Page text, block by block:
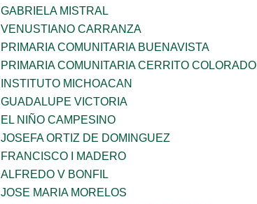
GABRIELA MISTRAL
VENUSTIANO CARRANZA
PRIMARIA COMUNITARIA BUENAVISTA
PRIMARIA COMUNITARIA CERRITO COLORADO
INSTITUTO MICHOACAN
GUADALUPE VICTORIA
EL NIÑO CAMPESINO
JOSEFA ORTIZ DE DOMINGUEZ
FRANCISCO I MADERO
ALFREDO V BONFIL
JOSE MARIA MORELOS